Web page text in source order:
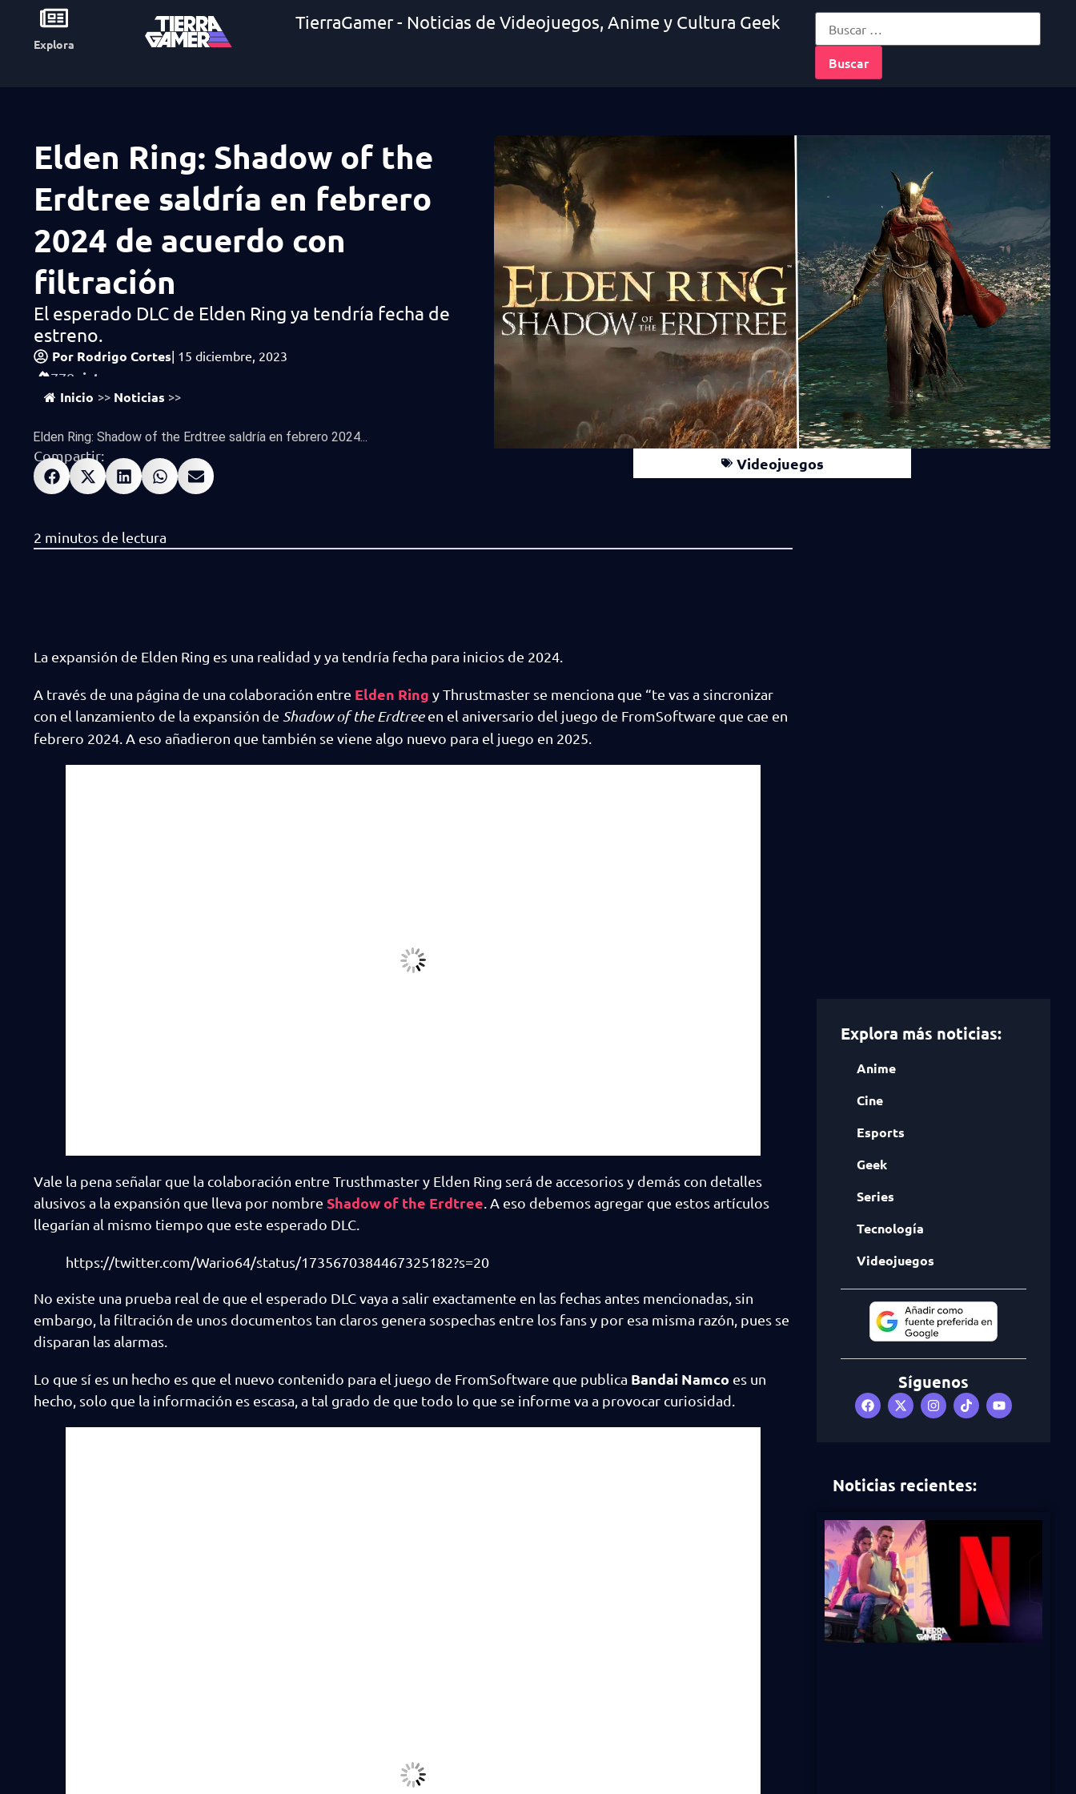
Explora
TierraGamer - Noticias de Videojuegos, Anime y Cultura Geek
Elden Ring: Shadow of the
Erdtree saldría en febrero
2024 de acuerdo con
filtración
El esperado DLC de Elden Ring ya tendría fecha de
estreno.
Por Rodrigo Cortes| 15 diciembre, 2023
778 vistas
Inicio >> Noticias >>
Elden Ring: Shadow of the Erdtree saldría en febrero 2024...
Compartir: Videojuegos
La expansión de Elden Ring es una realidad y ya tendría fecha para inicios de 2024.
A través de una página de una colaboración entre Elden Ring y Thrustmaster se menciona que “te vas a sincronizar
con el lanzamiento de la expansión de Shadow of the Erdtreeen el aniversario del juego de FromSoftware que cae en
febrero 2024. A eso añadieron que también se viene algo nuevo para el juego en 2025.
Vale la pena señalar que la colaboración entre Trusthmaster y Elden Ring será de accesorios y demás con detalles
alusivos a la expansión que lleva por nombre Shadow of the Erdtree. A eso debemos agregar que estos artículos
llegarían al mismo tiempo que este esperado DLC.
https://twitter.com/Wario64/status/1735670384467325182?s=20
No existe una prueba real de que el esperado DLC vaya a salir exactamente en las fechas antes mencionadas, sin
embargo, la filtración de unos documentos tan claros genera sospechas entre los fans y por esa misma razón, pues se
disparan las alarmas.
Lo que sí es un hecho es que el nuevo contenido para el juego de FromSoftware que publica Bandai Namco es un
hecho, solo que la información es escasa, a tal grado de que todo lo que se informe va a provocar curiosidad.
Explora más noticias:
Anime
Cine
Esports
Geek
Series
Tecnología
Videojuegos
Síguenos
Noticias recientes: